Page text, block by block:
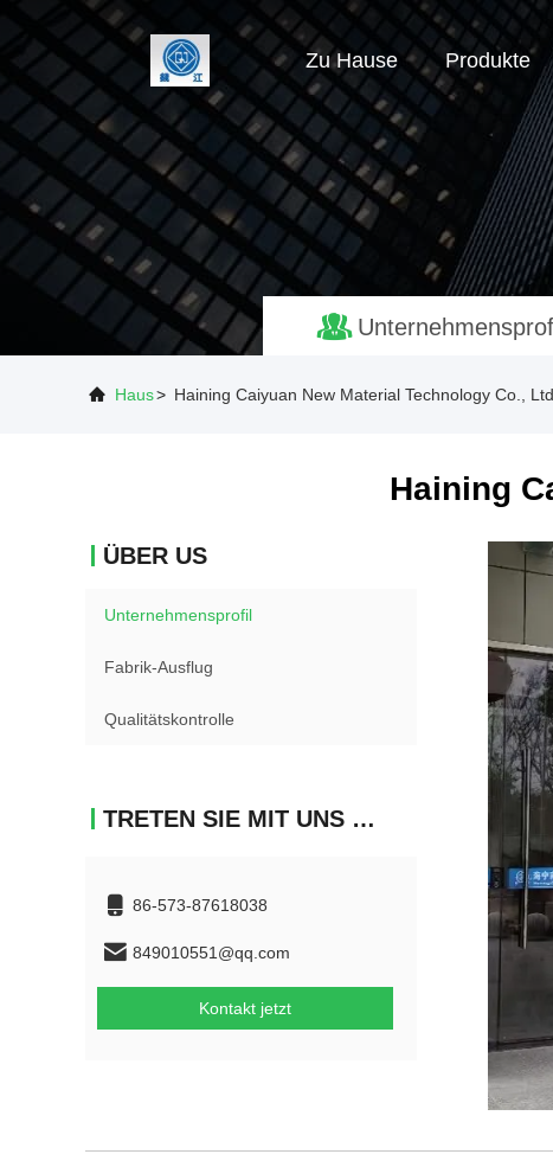
Zu Hause Produkte
Haus> Haining Caiyuan New Material Technology Co.,
Haining
ÜBER US
Unternehmensprofil
Fabrik-Ausflug
Qualitätskontrolle
TRETEN SIE MIT UNS IN VERBINDUNG
86-573-87618038
849010551@qq.com
Kontakt jetzt